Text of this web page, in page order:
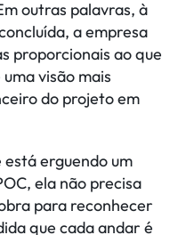
outras palavras, à
a empresa
proporcionais ao que
visão mais
do projeto em
erguendo um
ela não precisa
para reconhecer
que cada andar é